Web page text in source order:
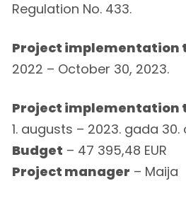
Regulation No. 433.
Project implementation
2022 – October 30, 2023.
Project implementation
1. augusts – 2023. gada
Budget – 47 395,48 EUR
Project manager – Maija